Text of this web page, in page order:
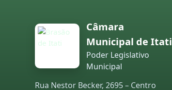
Câmara
Municipal de Itati
Poder Legislativo
Municipal
Rua Nestor Becker, 2695 – Centro